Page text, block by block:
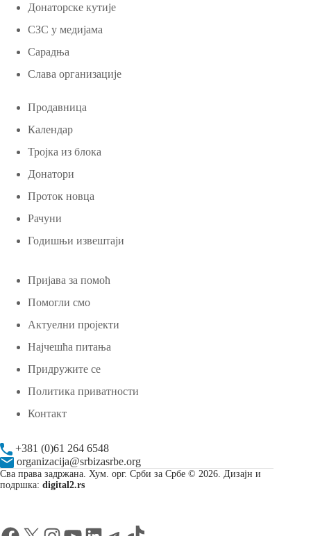
Донаторске кутије
СЗС у медијама
Сарадња
Слава организације
Продавница
Календар
Тројка из блока
Донатори
Проток новца
Рачуни
Годишњи извештаји
Пријава за помоћ
Помогли смо
Актуелни пројекти
Најчешћа питања
Придружите се
Политика приватности
Контакт
+381 (0)61 264 6548
organizacija@srbizasrbe.org
Сва права задржана. Хум. орг. Срби за Србе © 2026. Дизајн и
подршка: digital2.rs